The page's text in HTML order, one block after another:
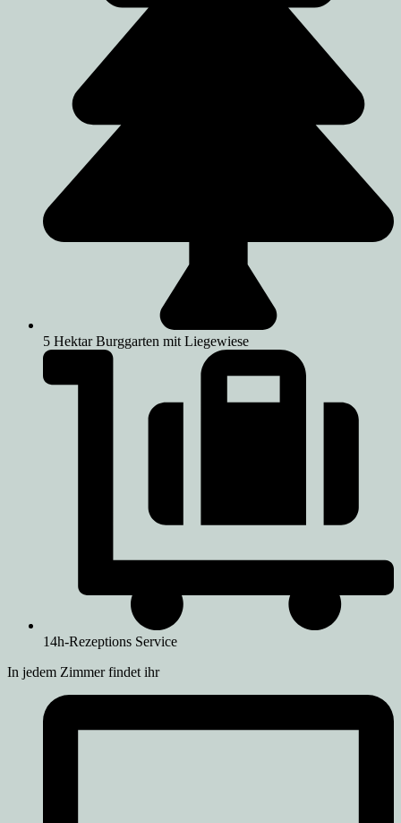
5 Hektar Burggarten mit Liegewiese
14h-Rezeptions Service
In jedem Zimmer findet ihr